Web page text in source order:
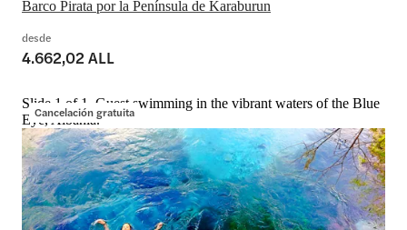
Barco Pirata por la Península de Karaburun
desde
4.662,02 ALL
Cancelación gratuita
Slide 1 of 1, Guest swimming in the vibrant waters of the Blue
Eye, Albania.